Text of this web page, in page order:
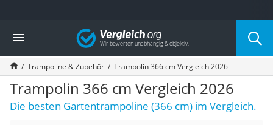
Die beliebtesten Vergleiche nach Kategorie
Freizeit & Sport
Gartentrampolin
Trampolin
Metalldetektor
Eufab-Fahrradträger
Trampolin 366 cm
Vergleich
Trampoline & Zubehör Trampolin 366 cm Vergleich 2026
Trampolin 366 cm Vergleich 2026
Die besten Gartentrampoline (366 cm) im Vergleich.